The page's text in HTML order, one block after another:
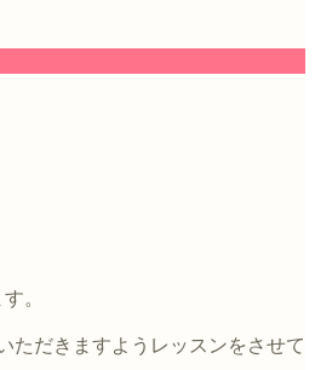
。
ただきますようレッスンをさせて